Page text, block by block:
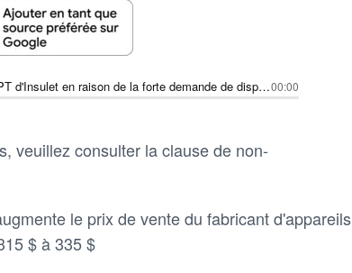
Bernstein relève le PT d'Insulet en raison de la forte demande de dispositifs d'insuline00:00
veuillez consulter la clause de non-
le prix de vente du fabricant d'appareils
$ à 335 $